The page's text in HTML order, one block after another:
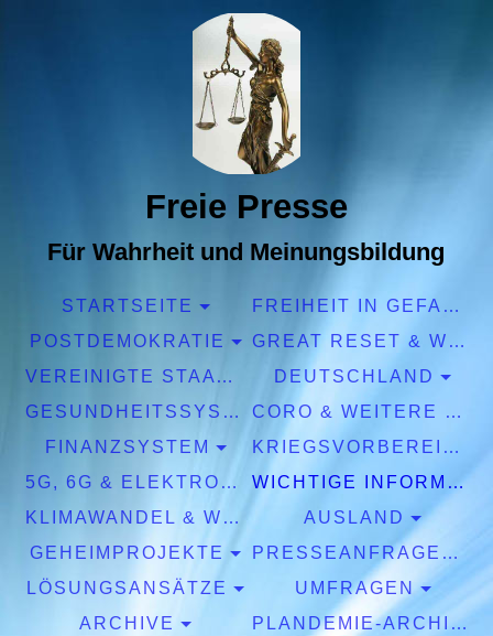
Freie Presse
Für Wahrheit und Meinungsbildung
STARTSEITE
FREIHEIT IN GEFAHR
POSTDEMOKRATIE
GREAT RESET & WEF
VEREINIGTE STAATEN EUROPA
DEUTSCHLAND
GESUNDHEITSSYSTEM
CORO & WEITERE PANDEMIEN
FINANZSYSTEM
KRIEGSVORBEREITUNGEN
5G, 6G & ELEKTROSMOG
WICHTIGE INFORMATIONEN
KLIMAWANDEL & WETTER
AUSLAND
GEHEIMPROJEKTE
PRESSEANFRAGEN & EXPERTISEN
LÖSUNGSANSÄTZE
UMFRAGEN
ARCHIVE
PLANDEMIE-ARCHIV